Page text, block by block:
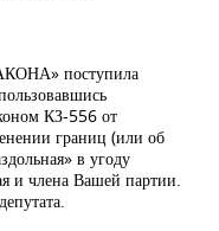
поступила
КЗ-556 от
границ (или об
в угоду
и члена Вашей партии.